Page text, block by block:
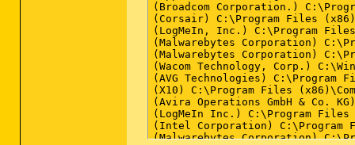
(Broadcom Corporation.)
(Corsair) C:\Program Files
(LogMeIn, Inc.) C:\Program Files
(Malwarebytes Corporation)
(Malwarebytes Corporation)
(Wacom Technology, Corp.)
(AVG Technologies) C:\Program
(X10) C:\Program Files
(Avira Operations GmbH & Co.
(LogMeIn Inc.) C:\Program Files
(Intel Corporation) C:\Program
(Malwarebytes Corporation)